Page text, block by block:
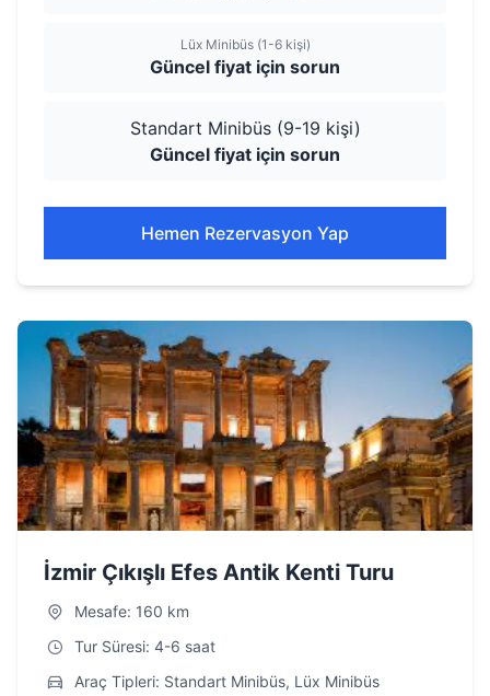
Lüx Minibüs (1-6 kişi)
Güncel fiyat için sorun
Standart Minibüs (9-19 kişi)
Güncel fiyat için sorun
Hemen Rezervasyon Yap
İzmir Çıkışlı Efes Antik Kenti Turu
Mesafe: 160 km
Tur Süresi: 4-6 saat
Araç Tipleri: Standart Minibüs, Lüx Minibüs